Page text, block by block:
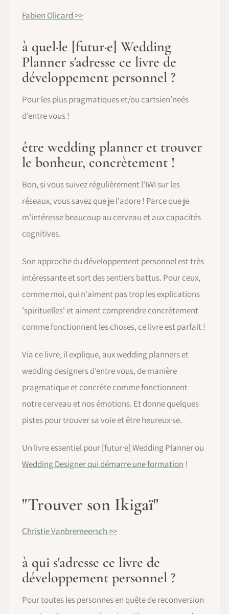
Fabien Olicard >>
à quel·le [futur·e] Wedding
Planner s'adresse ce livre de
développement personnel ?
Pour les plus pragmatiques et/ou cartsien’neés
d'entre vous !
être wedding planner et trouver
le bonheur, concrètement !
Bon, si vous suivez régulièrement l'IWI sur les
réseaux, vous savez que je l'adore ! Parce que je
m'intéresse beaucoup au cerveau et aux capacités
cognitives.
Son approche du développement personnel est très
intéressante et sort des sentiers battus. Pour ceux,
comme moi, qui n'aiment pas trop les explications
'spirituelles' et aiment comprendre concrètement
comme fonctionnent les choses, ce livre est parfait !
Via ce livre, il explique, aux wedding planners et
wedding designers d'entre vous, de manière
pragmatique et concrète comme fonctionnent
notre cerveau et nos émotions. Et donne quelques
pistes pour trouver sa voie et être heureux·se.
Un livre essentiel pour [futur·e] Wedding Planner ou
Wedding Designer qui démarre une formation !
"Trouver son Ikigaï"
Christie Vanbremeersch >>
à qui s'adresse ce livre de
développement personnel ?
Pour toutes les personnes en quête de reconversion